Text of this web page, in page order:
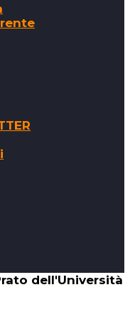
dell'Università